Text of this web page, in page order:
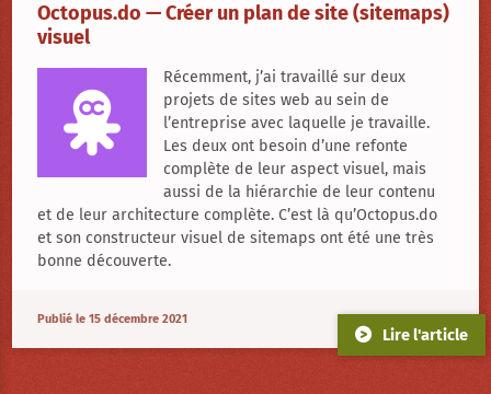
Octopus.do — Créer un plan de site (sitemaps)
visuel
Récemment, j’ai travaillé sur deux
projets de sites web au sein de
l’entreprise avec laquelle je travaille.
Les deux ont besoin d’une refonte
complète de leur aspect visuel, mais
aussi de la hiérarchie de leur contenu
et de leur architecture complète. C’est là qu’Octopus.do
et son constructeur visuel de sitemaps ont été une très
bonne découverte.
Publié le 15 décembre 2021
Lire l'article